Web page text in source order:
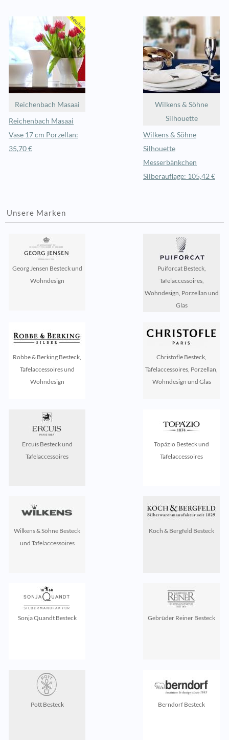
Reichenbach Masaai
Reichenbach Masaai
Vase 17 cm Porzellan:
35,70 €
Wilkens & Söhne
Silhouette
Wilkens & Söhne
Silhouette
Messerbänkchen
Silberauflage: 105,42 €
Unsere Marken
Georg Jensen Besteck und
Wohndesign
Puiforcat Besteck,
Tafelaccessoires,
Wohndesign, Porzellan und
Glas
Robbe & Berking Besteck,
Tafelaccessoires und
Wohndesign
Christofle Besteck,
Tafelaccessoires, Porzellan,
Wohndesign und Glas
Ercuis Besteck und
Tafelaccessoires
Topázio Besteck und
Tafelaccessoires
Wilkens & Söhne Besteck
und Tafelaccessoires
Koch & Bergfeld Besteck
Sonja Quandt Besteck Gebrüder Reiner Besteck
Pott Besteck Berndorf Besteck